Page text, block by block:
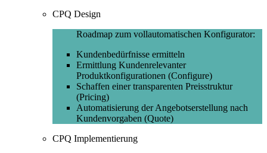
CPQ Design
Roadmap zum vollautomatischen Konfigurator:
Kundenbedürfnisse ermitteln
Ermittlung Kundenrelevanter
Produktkonfigurationen (Configure)
Schaffen einer transparenten Preisstruktur
(Pricing)
Automatisierung der Angebotserstellung nach
Kundenvorgaben (Quote)
CPQ Implementierung